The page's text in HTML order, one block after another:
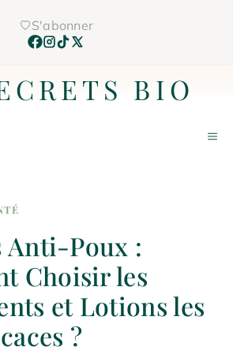
S'abonner
BIO
Anti-Poux :
Choisir les
et Lotions les
?